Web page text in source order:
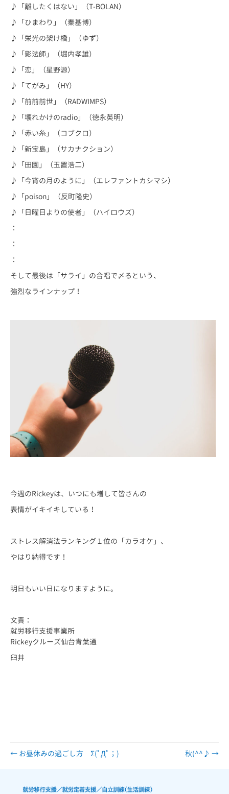
♪「離したくはない」（T-BOLAN）
♪「ひまわり」（秦基博）
♪「栄光の架け橋」（ゆず）
♪「影法師」（堀内孝雄）
♪「恋」（星野源）
♪「てがみ」（HY）
♪「前前前世」（RADWIMPS）
♪「壊れかけのradio」（徳永英明）
♪「赤い糸」（コブクロ）
♪「新宝島」（サカナクション）
♪「田園」（玉置浩二）
♪「今宵の月のように」（エレファントカシマシ）
♪「poison」（反町隆史）
♪「日曜日よりの使者」（ハイロウズ）
：
：
：
そして最後は「サライ」の合唱で〆るという、
強烈なラインナップ！
今週のRickeyは、いつにも増して皆さんの
表情がイキイキしている！
ストレス解消法ランキング１位の「カラオケ」、
やはり納得です！
明日もいい日になりますように。
文責：
就労移行支援事業所
Rickeyクルーズ仙台青葉通
臼井
← お昼休みの過ごし方 Σ(ﾟДﾟ；) 秋(^^♪ →